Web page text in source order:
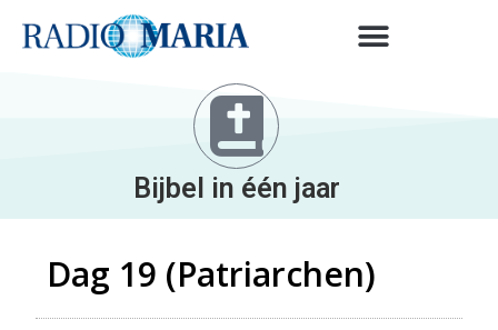
Bijbel in één jaar
Dag 19 (Patriarchen)